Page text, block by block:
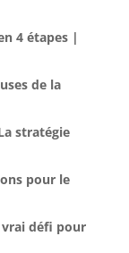
4 étapes |
de la
stratégie
pour le
défi pour